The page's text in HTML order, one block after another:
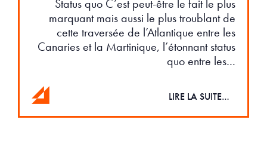
Status quo C’est peut-être le fait le plus
marquant mais aussi le plus troublant de
cette traversée de l’Atlantique entre les
Canaries et la Martinique, l’étonnant status
quo entre les…
LIRE LA SUITE…